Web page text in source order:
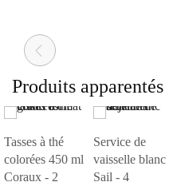
Produits apparentés
Tasses à thé
colorées 450 ml
Coraux - 2
Service de
vaisselle blanc
Sail - 4